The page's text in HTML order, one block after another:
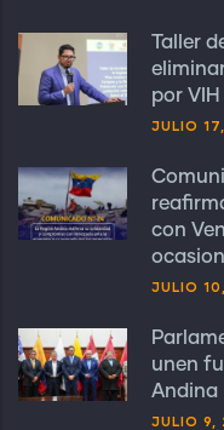
Taller
por
JULIO
con
JULIO
unen
Andina
JULIO 9,